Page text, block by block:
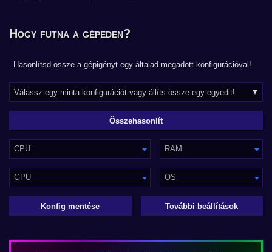
Hogy futna a gépeden?
Hasonlítsd össze a gépigényt egy általad megadott konfigurációval!
CPU RAM
GPU OS
Konfig mentése További beállítások